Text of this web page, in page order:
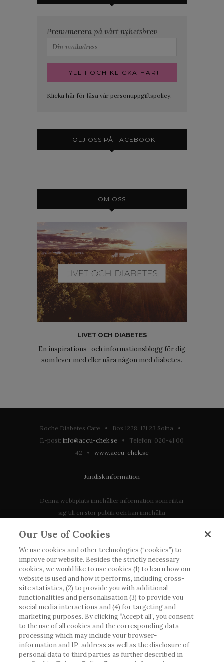
Prenumerera på vårt nyhetsbrev
Klicka här för läsa vår personuppgiftspolicy.
FÖLJ OSS PÅ FACEBOOK
OM OSS
LIVET OCH DIABETES
En inspirations- och informationsblogg för dig
som lever med eller nära någon med diabetes.
Roche Diabetes Care • Box 1228, 171 23 Solna •
E-post: info@accu-chek.se • Telefon: 020-41 00
42 • www.accu-chek.se
Juridisk information
Denna webbplats innehåller information som riktar
sig till en stor publik och kan innehålla
tillgänglig eller giltig i ditt land. Vänligen observera
att vi inte tar något ansvar för information som
eventuellt inte uppfyller någon gällande rättslig
process, förordning, registrering eller användning i
landet där du bor.
Roche har inte alltid möjlighet att kvalitetssäkra
andras inlägg, men kommer att ta bort vilseledande
eller olämpliga inlägg i möjligaste mån. Vi har inget
ansvar för innehållet på externa webbplatser som
det länkas till. Kopiering av material från denna
Our Use of Cookies
We use cookies and other technologies (“cookies”) to
improve our website. Besides the strictly necessary
cookies, we would like to use cookies (1) to learn how our
website is used and how it performs, including cross-
site statistics, (2) to provide you with additional
functionalities and personalisation (3) to provide you
social media interactions and (4) for targeting and
marketing purposes. By clicking “Accept all”, you consent
to the use of all cookies and the corresponding data
processing which may include your browser-
information and IP-address as well as the disclosure of
personal data to third parties as further described in